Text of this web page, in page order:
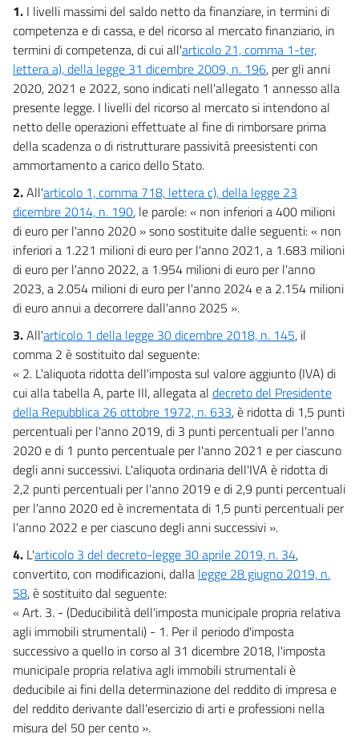
14
15
16
17
18
19
Allegati
Allegato 1
Allegato 1
Tabella 1
Tabella 1
Allegato A
Allegato A
Elenchi
Elenchi
Tabelle A e B
Tabelle A e B
Quadri generali
Quadri generali
Stati di previsione
Tabelle
1. I livelli massimi del saldo netto da finanziare, in termini di
competenza e di cassa, e del ricorso al mercato finanziario, in
termini di competenza, di cui all'articolo 21, comma 1-ter,
lettera a), della legge 31 dicembre 2009, n. 196, per gli anni
2020, 2021 e 2022, sono indicati nell'allegato 1 annesso alla
presente legge. I livelli del ricorso al mercato si intendono al
netto delle operazioni effettuate al fine di rimborsare prima
della scadenza o di ristrutturare passività preesistenti con
ammortamento a carico dello Stato.
2.All'articolo 1, comma 718, lettera c), della legge 23
dicembre 2014, n. 190, le parole: « non inferiori a 400 milioni
di euro per l'anno 2020 » sono sostituite dalle seguenti: « non
inferiori a 1.221 milioni di euro per l'anno 2021, a 1.683 milioni
di euro per l'anno 2022, a 1.954 milioni di euro per l'anno
2023, a 2.054 milioni di euro per l'anno 2024 e a 2.154 milioni
di euro annui a decorrere dall'anno 2025 ».
3.All'articolo 1 della legge 30 dicembre 2018, n. 145, il
comma 2 è sostituito dal seguente:
« 2. L'aliquota ridotta dell'imposta sul valore aggiunto (IVA) di
cui alla tabella A, parte III, allegata al decreto del Presidente
della Repubblica 26 ottobre 1972, n. 633, è ridotta di 1,5 punti
percentuali per l'anno 2019, di 3 punti percentuali per l'anno
2020 e di 1 punto percentuale per l'anno 2021 e per ciascuno
degli anni successivi. L'aliquota ordinaria dell'IVA è ridotta di
2,2 punti percentuali per l'anno 2019 e di 2,9 punti percentuali
per l'anno 2020 ed è incrementata di 1,5 punti percentuali per
l'anno 2022 e per ciascuno degli anni successivi ».
4. L'articolo 3 del decreto-legge 30 aprile 2019, n. 34,
convertito, con modificazioni, dalla legge 28 giugno 2019, n.
58, è sostituito dal seguente:
« Art. 3. - (Deducibilità dell'imposta municipale propria relativa
agli immobili strumentali) - 1. Per il periodo d'imposta
successivo a quello in corso al 31 dicembre 2018, l'imposta
municipale propria relativa agli immobili strumentali è
deducibile ai fini della determinazione del reddito di impresa e
del reddito derivante dall'esercizio di arti e professioni nella
misura del 50 per cento ».